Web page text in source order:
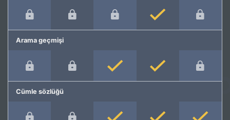
Arama geçmişi
Cümle sözlüğü